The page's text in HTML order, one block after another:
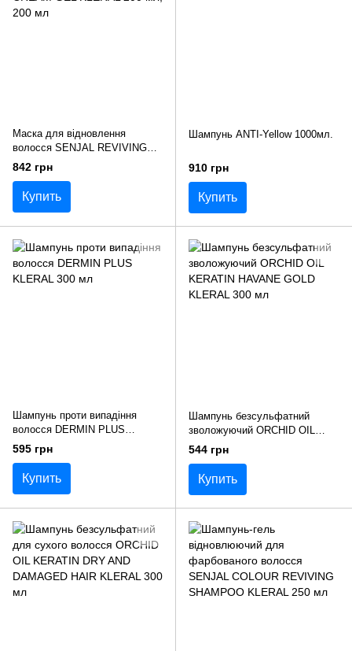
Маска для відновлення
волосся SENJAL REVIVING
CREAM GEL KLERAL 200 мл
842 грн
Купить
Шампунь ANTI-Yellow 1000мл.
910 грн
Купить
Шампунь проти випадіння
волосся DERMIN PLUS
KLERAL 300 мл
595 грн
Купить
Шампунь безсульфатний
зволожуючий ORCHID OIL
KERATIN HAVANE GOLD
KLERAL 300 мл
544 грн
Купить